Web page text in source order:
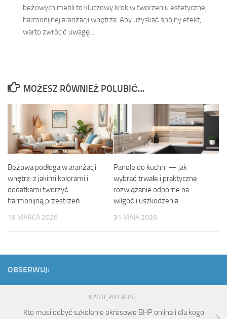
beżowych mebli to kluczowy krok w tworzeniu estetycznej i
harmonijnej aranżacji wnętrza. Aby uzyskać spójny efekt,
warto zwrócić uwagę...
MOŻESZ RÓWNIEŻ POLUBIĆ…
Beżowa podłoga w aranżacji
wnętrz: z jakimi kolorami i
dodatkami tworzyć
harmonijną przestrzeń
19 MARCA 2026
Panele do kuchni — jak
wybrać trwałe i praktyczne
rozwiązanie odporne na
wilgoć i uszkodzenia
31 MAJA 2026
OBSERWUJ:
NASTĘPNY POST
Kto musi odbyć szkolenie okresowe BHP online i dla kogo